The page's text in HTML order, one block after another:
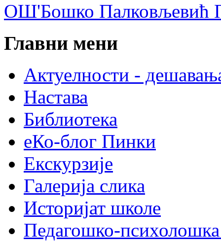
ОШ'Бошко Палковљевић
Главни мени
Актуелности -
Настава
Библиотека
еКо-блог Пинки
Екскурзије
Галерија слика
Историјат школе
Педагошко-психолошка